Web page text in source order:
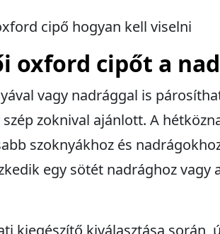
oxford cipőt a
vagy nadrággal is
zoknival ajánlott. A
szoknyákhoz és
egy sötét nadrághoz vagy